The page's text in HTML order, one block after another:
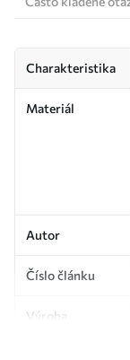
Charakteristika
Materiál
Autor
Číslo článku
Výroba